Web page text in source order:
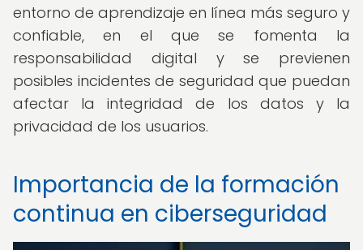
entorno de aprendizaje en línea más seguro y
confiable, en el que se fomenta la
responsabilidad digital y se previenen
posibles incidentes de seguridad que puedan
afectar la integridad de los datos y la
privacidad de los usuarios.
Importancia de la formación
continua en ciberseguridad